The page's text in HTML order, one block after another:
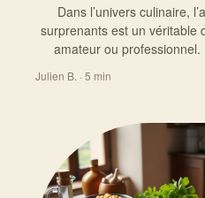
Dans l’univers culinaire,
surprenants est un véritable
amateur ou
Julien B. · 5 min